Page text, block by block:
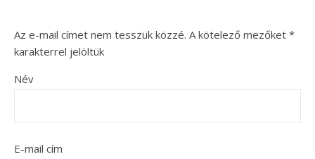
Az e-mail címet nem tesszük közzé. A kötelező mezőket *
karakterrel jelöltük
Név
E-mail cím